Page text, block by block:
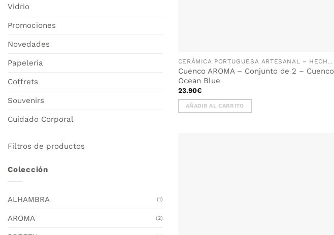
Vidrio
Promociones
Novedades
Papelería
Coffrets
Souvenirs
Cuidado Corporal
Filtros de productos
Colección
ALHAMBRA (1)
AROMA (2)
CERÁMICA PORTUGUESA ARTESANAL – HECHA A MANO EN PORTUGAL
Cuenco AROMA – Conjunto de 2 – Cuenco
Ocean Blue
23.90€
AÑADIR AL CARRITO